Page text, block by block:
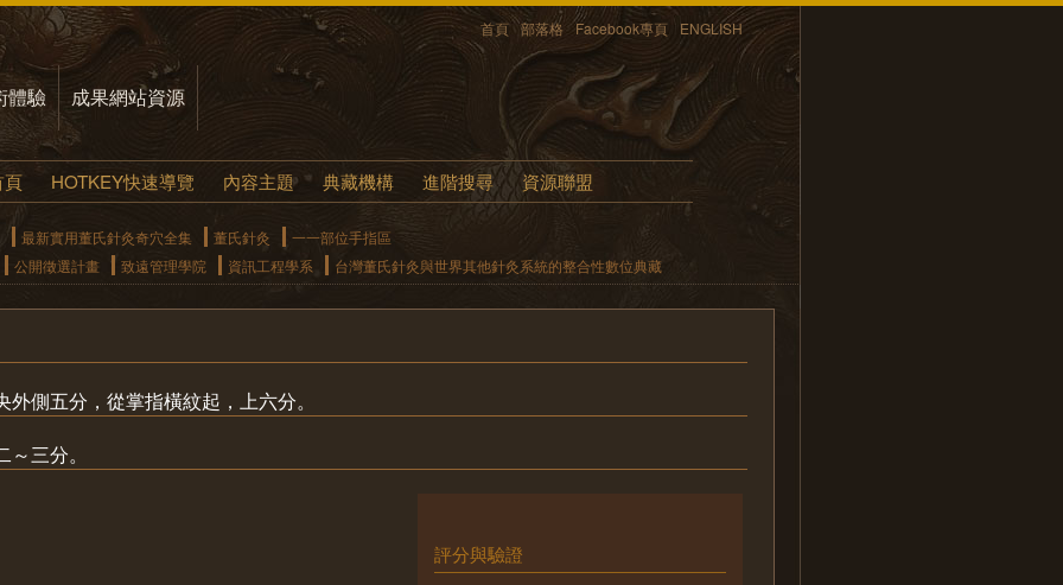
首頁 部落格 Facebook專頁 ENGLISH
體驗 成果網站資源
HOTKEY快速導覽 內容主題 典藏機構 進階搜尋 資源聯盟
最新實用董氏針灸奇穴全集 董氏針灸
一一部位手指區
公開徵選計畫
致遠管理學院 資訊工程學系 台灣董氏針灸與世界其他針灸系統的整合性數位典藏
側五分，從掌指橫紋起，上六分。
三分。
評分與驗證